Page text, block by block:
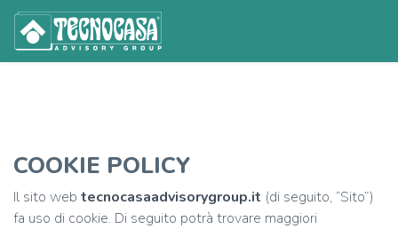
COOKIE POLICY
Il sito web tecnocasaadvisorygroup.it (di seguito, “Sito”)
fa uso di cookie. Di seguito potrà trovare maggiori